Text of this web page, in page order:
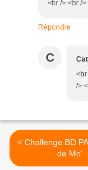
<br /> <br /
Répondre
C
<br
/>
< Challenge BD PAL sèches
de Mo'